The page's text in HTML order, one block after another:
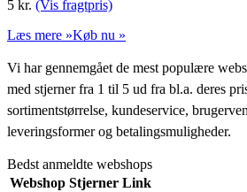
5 kr. (Vis fragtpris)
Læs mere »Køb nu »
Vi har gennemgået de mest populære
med stjerner fra 1 til 5 ud fra bl.a. deres
sortimentstørrelse, kundeservice,
leveringsformer og betalingsmuligheder.
Bedst anmeldte webshops
Webshop Stjerner Link